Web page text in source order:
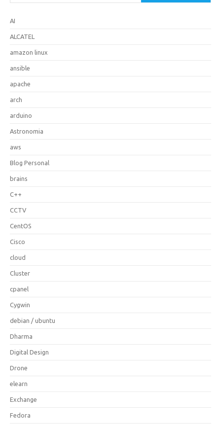
AI
ALCATEL
amazon linux
ansible
apache
arch
arduino
Astronomia
aws
Blog Personal
brains
C++
CCTV
CentOS
Cisco
cloud
Cluster
cpanel
Cygwin
debian / ubuntu
Dharma
Digital Design
Drone
elearn
Exchange
Fedora